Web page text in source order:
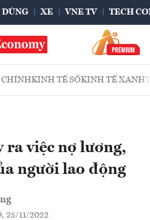
DÙNG XE VNE TV TECH
CHÍNHKINH TẾ SỐKINH TẾ XANH
ra việc nợ lương,
người lao động
25/11/2022